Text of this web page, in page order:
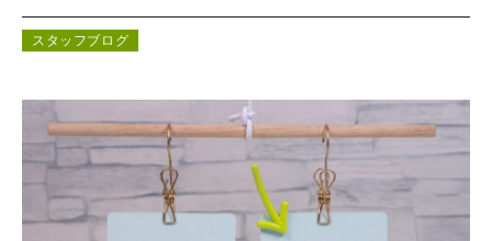
コンテンツ
スタッフブログ